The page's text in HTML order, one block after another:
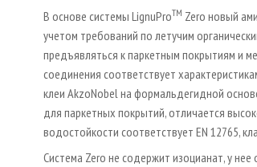
В основе системы LignuProTM Zero новый
учетом требований по летучим
предъявляться к паркетным покрытиям и
соединения соответствует
клеи AkzoNobel на формальдегидной
для паркетных покрытий, отличается
водостойкости соответствует EN 12765,
Система Zero не содержит изоцианат, у